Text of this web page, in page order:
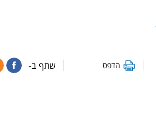
הדפס שתף ב-